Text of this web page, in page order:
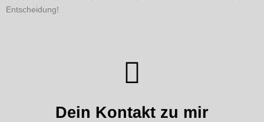
Entscheidung!
Dein Kontakt zu mir